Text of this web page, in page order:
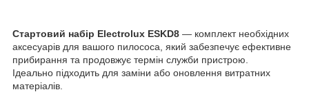
Стартовий набір Electrolux ESKD8 — комплект необхідних
аксесуарів для вашого пилососа, який забезпечує ефективне
прибирання та продовжує термін служби пристрою.
Ідеально підходить для заміни або оновлення витратних
матеріалів.